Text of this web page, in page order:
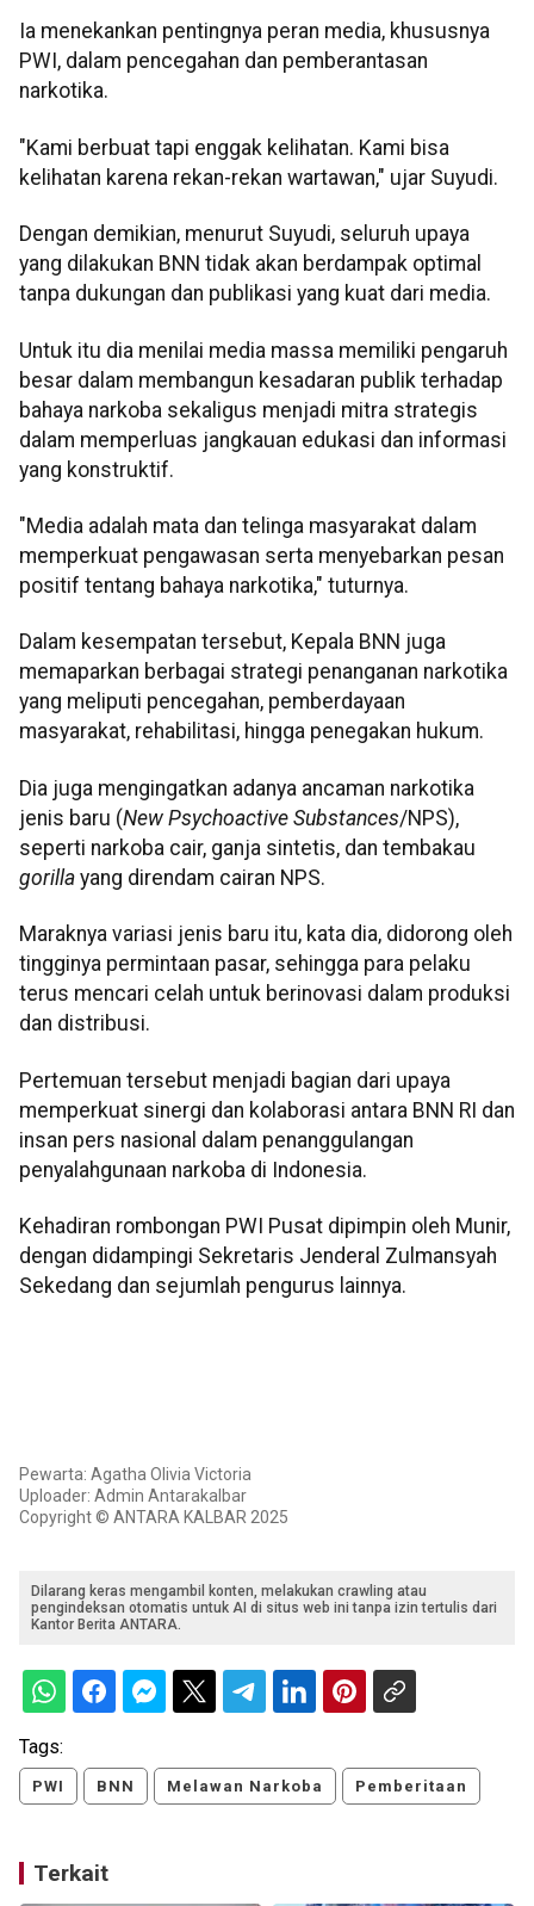
Ia menekankan pentingnya peran media, khususnya
PWI, dalam pencegahan dan pemberantasan
narkotika.
"Kami berbuat tapi enggak kelihatan. Kami bisa
kelihatan karena rekan-rekan wartawan," ujar Suyudi.
Dengan demikian, menurut Suyudi, seluruh upaya
yang dilakukan BNN tidak akan berdampak optimal
tanpa dukungan dan publikasi yang kuat dari media.
Untuk itu dia menilai media massa memiliki pengaruh
besar dalam membangun kesadaran publik terhadap
bahaya narkoba sekaligus menjadi mitra strategis
dalam memperluas jangkauan edukasi dan informasi
yang konstruktif.
"Media adalah mata dan telinga masyarakat dalam
memperkuat pengawasan serta menyebarkan pesan
positif tentang bahaya narkotika," tuturnya.
Dalam kesempatan tersebut, Kepala BNN juga
memaparkan berbagai strategi penanganan narkotika
yang meliputi pencegahan, pemberdayaan
masyarakat, rehabilitasi, hingga penegakan hukum.
Dia juga mengingatkan adanya ancaman narkotika
jenis baru (New Psychoactive Substances/NPS),
seperti narkoba cair, ganja sintetis, dan tembakau
gorilla yang direndam cairan NPS.
Maraknya variasi jenis baru itu, kata dia, didorong oleh
tingginya permintaan pasar, sehingga para pelaku
terus mencari celah untuk berinovasi dalam produksi
dan distribusi.
Pertemuan tersebut menjadi bagian dari upaya
memperkuat sinergi dan kolaborasi antara BNN RI dan
insan pers nasional dalam penanggulangan
penyalahgunaan narkoba di Indonesia.
Kehadiran rombongan PWI Pusat dipimpin oleh Munir,
dengan didampingi Sekretaris Jenderal Zulmansyah
Sekedang dan sejumlah pengurus lainnya.
Pewarta: Agatha Olivia Victoria
Uploader: Admin Antarakalbar
Copyright © ANTARA KALBAR 2025
Dilarang keras mengambil konten, melakukan crawling atau
pengindeksan otomatis untuk AI di situs web ini tanpa izin tertulis dari
Kantor Berita ANTARA.
Tags:
PWI BNN Melawan Narkoba Pemberitaan
Terkait